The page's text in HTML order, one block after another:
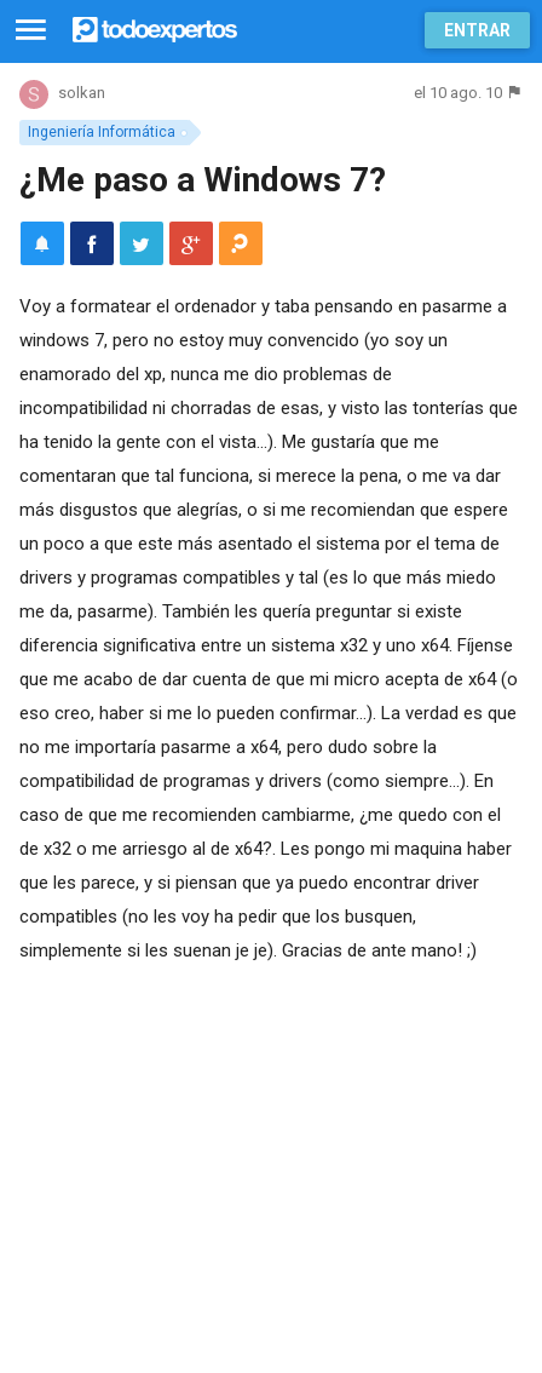
ENTRAR
Ingeniería Informática
solkan el 10 ago. 10
¿Me paso a Windows 7?
Voy a formatear el ordenador y taba pensando en pasarme a
windows 7, pero no estoy muy convencido (yo soy un
enamorado del xp, nunca me dio problemas de
incompatibilidad ni chorradas de esas, y visto las tonterías que
ha tenido la gente con el vista...). Me gustaría que me
comentaran que tal funciona, si merece la pena, o me va dar
más disgustos que alegrías, o si me recomiendan que espere
un poco a que este más asentado el sistema por el tema de
drivers y programas compatibles y tal (es lo que más miedo
me da, pasarme). También les quería preguntar si existe
diferencia significativa entre un sistema x32 y uno x64. Fíjense
que me acabo de dar cuenta de que mi micro acepta de x64 (o
eso creo, haber si me lo pueden confirmar...). La verdad es que
no me importaría pasarme a x64, pero dudo sobre la
compatibilidad de programas y drivers (como siempre...). En
caso de que me recomienden cambiarme, ¿me quedo con el
de x32 o me arriesgo al de x64?. Les pongo mi maquina haber
que les parece, y si piensan que ya puedo encontrar driver
compatibles (no les voy ha pedir que los busquen,
simplemente si les suenan je je). Gracias de ante mano! ;)